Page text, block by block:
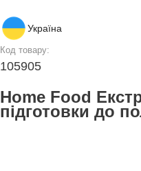
Україна
Код товару:
105905
Home Food
підготовки до